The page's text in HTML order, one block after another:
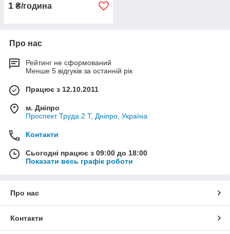
1 ₴/година
Про нас
Рейтинг не сформований
Менше 5 відгуків за останній рік
Працює з 12.10.2011
м. Дніпро
Проспект Труда 2 Т, Дніпро, Україна
Контакти
Сьогодні працює з 09:00 до 18:00
Показати весь графік роботи
Про нас
Контакти